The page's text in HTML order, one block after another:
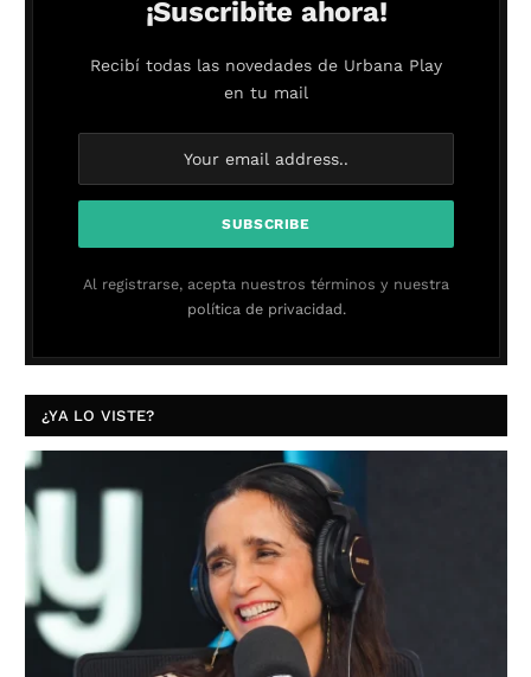
¡Suscribite ahora!
Recibí todas las novedades de Urbana Play
en tu mail
Al registrarse, acepta nuestros términos y nuestra
política de privacidad.
¿YA LO VISTE?